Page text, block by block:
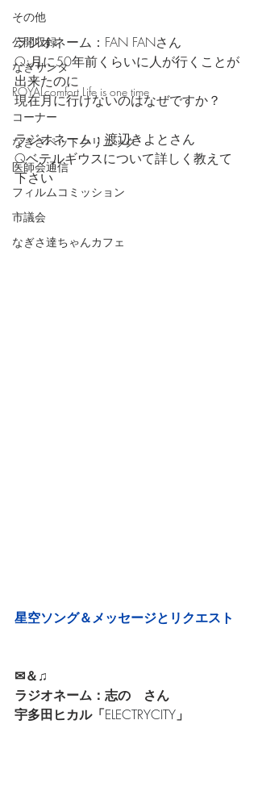
その他
公開収録
なぎサンタ
ROYALcomfort Life is one time
コーナー
なぎさペットクリニック
医師会通信
フィルムコミッション
市議会
なぎさ達ちゃんカフェ
ラジオネーム：FAN FANさん
Q:月に50年前くらいに人が行くことが
出来たのに
現在月に行けないのはなぜですか？
ラジオネーム：渡辺きよとさん
Qベテルギウスについて詳しく教えて
下さい
星空ソング＆メッセージとリクエスト
✉＆♫
ラジオネーム：志の　さん
宇多田ヒカル「ELECTRYCITY 」